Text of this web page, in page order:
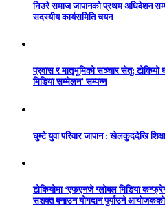
निउरे समाज जापानको प्रथम अधिवेशन
सदस्यीय कार्यसमिति चयन
प्रवास र मातृभूमिको सञ्चार सेतु: टोकियो
मिडिया सम्मेलन’ सम्पन्न
घुम्टे युवा परिवार जापान : खेलकुददेखि
टोकियोमा ‘एफएनजे ग्लोबल मिडिया
सशक्त बनाउन योगदान पुर्याउने आयोजकको